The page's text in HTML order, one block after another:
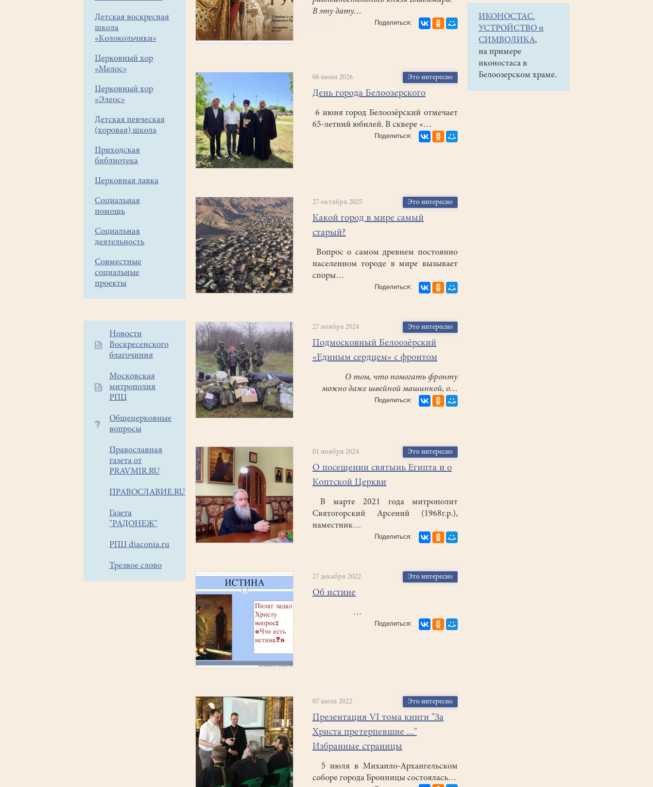
Детская воскресная
школа
«Колокольчики»
Церковный хор
«Мелос»
Церковный хор
«Элеос»
Детская певческая
(хоровая) школа
Приходская
библиотека
Церковная лавка
Социальная
помощь
Социальная
деятельность
Совместные
социальные
проекты
Дополнительное
меню
Новости
Воскресенского
благочиния
Московская
митрополия
РПЦ
Общецерковные
вопросы
Православная
газета от
PRAVMIR.RU
ПРАВОСЛАВИЕ.RU
Газета
"РАДОНЕЖ"
РПЦ diaconia.ru
Трезвое слово
В эту дату…
06 июня 2026 Это интересно
День города Белоозерского
6 июня город Белоозёрский отмечает
65-летний юбилей. В сквере «…
27 октября 2025 Это интересно
Какой город в мире самый
старый?
Вопрос о самом древнем постоянно
населенном городе в мире вызывает
споры…
27 ноября 2024 Это интересно
Подмосковный Белоозёрский
«Единым сердцем» с фронтом
О том, что помогать фронту
можно даже швейной машинкой, о…
01 ноября 2024 Это интересно
О посещении святынь Египта и о
Коптской Церкви
В марте 2021 года митрополит
Святогорский Арсений (1968г.р.),
наместник…
27 декабря 2022 Это интересно
Об истине
…
07 июля 2022 Это интересно
Презентация VI тома книги "За
Христа претерпевшие ..."
Избранные страницы
5 июля в Михаило-Архангельском
соборе города Бронницы состоялась…
ИКОНОСТАС.
УСТРОЙСТВО и
СИМВОЛИКА,
на примере
иконостаса в
Белоозерском храме.